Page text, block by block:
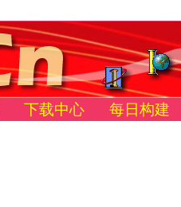
下载中心 每日构建